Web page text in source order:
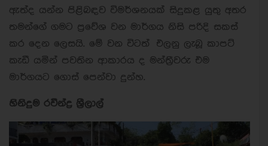
ඇත්ද යන්න පිළිබඳව විමර්ශනයක් සිදුකළ යුතු අතර
තමන්ගේ ගමට ප්‍රවේශ වන මාර්ගය නිසි පරිදි සකස්
කර දෙන ලෙසයි. මේ වන විටත් එලනු ලැබූ කාපට්
කැඩී යමින් පවතින ආකාරය ද මන්ත්‍රීවරු එම
මාර්ගයට ගොස් පෙන්වා දුන්හ.
හිනිදුම රවීන්ද්‍ර ශ්‍රීලාල්